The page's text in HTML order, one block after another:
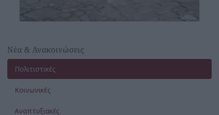
Νέα & Ανακοινώσεις
Πολιτιστικές
Κοινωνικές
Αναπτυξιακές